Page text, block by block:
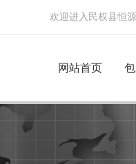
欢迎进入民权县恒
网站首页